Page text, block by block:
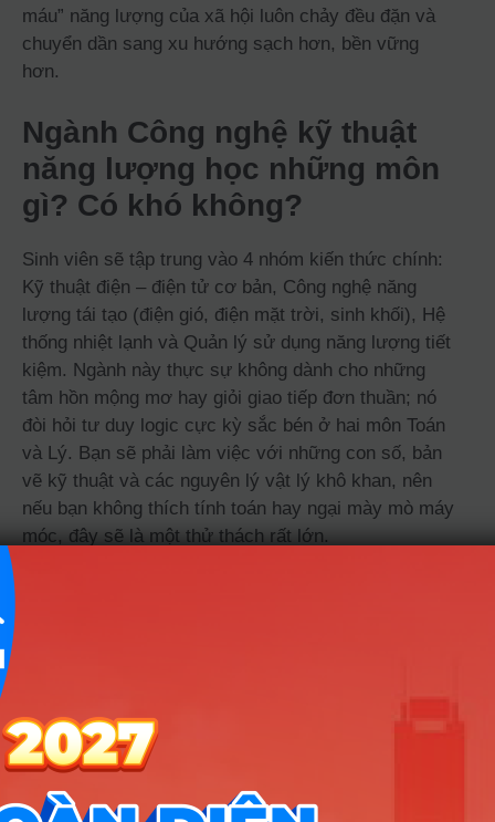
máu” năng lượng của xã hội luôn chảy đều đặn và
chuyển dần sang xu hướng sạch hơn, bền vững
hơn.
Ngành Công nghệ kỹ thuật
năng lượng học những môn
gì? Có khó không?
Sinh viên sẽ tập trung vào 4 nhóm kiến thức chính:
Kỹ thuật điện – điện tử cơ bản, Công nghệ năng
lượng tái tạo (điện gió, điện mặt trời, sinh khối), Hệ
thống nhiệt lạnh và Quản lý sử dụng năng lượng tiết
kiệm. Ngành này thực sự không dành cho những
tâm hồn mộng mơ hay giỏi giao tiếp đơn thuần; nó
đòi hỏi tư duy logic cực kỳ sắc bén ở hai môn Toán
và Lý. Bạn sẽ phải làm việc với những con số, bản
vẽ kỹ thuật và các nguyên lý vật lý khô khan, nên
nếu bạn không thích tính toán hay ngại mày mò máy
móc, đây sẽ là một thử thách rất lớn.
Để sống khỏe và thăng tiến với nghề, bạn nên có
những tố chất sau:
Đam mê kỹ thuật và máy móc: